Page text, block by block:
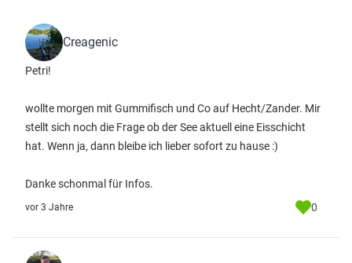
Creagenic
Petri!
wollte morgen mit Gummifisch und Co auf Hecht/Zander. Mir
stellt sich noch die Frage ob der See aktuell eine Eisschicht
hat. Wenn ja, dann bleibe ich lieber sofort zu hause :)
Danke schonmal für Infos.
vor 3 Jahre 0